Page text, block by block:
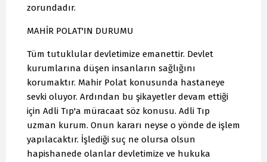
zorundadır.
MAHİR POLAT'IN DURUMU
Tüm tutuklular devletimize emanettir. Devlet
kurumlarına düşen insanların sağlığını
korumaktır. Mahir Polat konusunda hastaneye
sevki oluyor. Ardından bu şikayetler devam ettiği
için Adli Tıp'a müracaat söz konusu. Adli Tıp
uzman kurum. Onun kararı neyse o yönde de işlem
yapılacaktır. İşlediği suç ne olursa olsun
hapishanede olanlar devletimize ve hukuka